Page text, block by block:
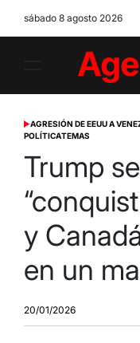
sábado 8 agosto 2026
Zero
POSTED
AGRESIÓN DE EEUU A
POLÍTICATEMAS
Trump
y
en un
20/01/2026